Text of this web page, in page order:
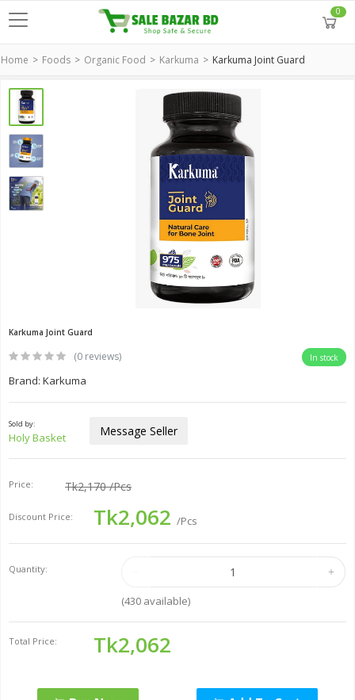
0
Home Foods Organic Food Karkuma Karkuma Joint Guard
Karkuma Joint Guard
(0 reviews) In stock
Brand: Karkuma
Sold by:
Holy Basket Message Seller
Price: Tk2,170/Pcs
Discount Price: Tk2,062 /Pcs
Quantity:
(430available)
Total Price: Tk2,062